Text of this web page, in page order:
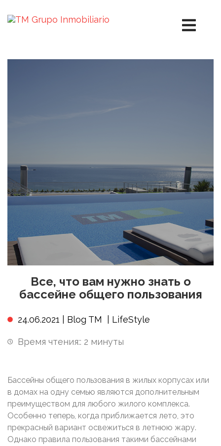
Все, что вам нужно знать о
бассейне общего пользования
24.06.2021 | Blog TM LifeStyle
Время чтения:: 2 минуты
Бассейны общего пользования в жилых корпусах или
в домах на одну семью являются дополнительным
преимуществом для любого жилого комплекса.
Особенно теперь, когда приближается лето, это
прекрасный вариант освежиться в летнюю жару.
Однако правила пользования такими бассейнами